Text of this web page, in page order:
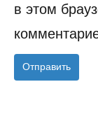
в этом
Отправить